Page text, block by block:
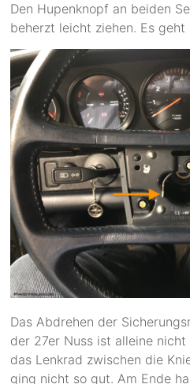
Den Hupenknopf an beiden
beherzt leicht ziehen. Es
Das Abdrehen der
der 27er Nuss ist alleine
das Lenkrad zwischen die
ging nicht so gut. Am Ende